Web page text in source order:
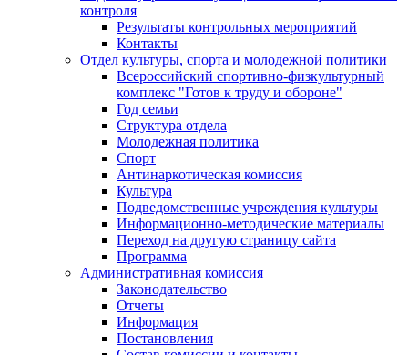
контроля
Результаты контрольных мероприятий
Контакты
Отдел культуры, спорта и молодежной политики
Всероссийский спортивно-физкультурный
комплекс "Готов к труду и обороне"
Год семьи
Структура отдела
Молодежная политика
Спорт
Антинаркотическая комиссия
Культура
Подведомственные учреждения культуры
Информационно-методические материалы
Переход на другую страницу сайта
Программа
Административная комиссия
Законодательство
Отчеты
Информация
Постановления